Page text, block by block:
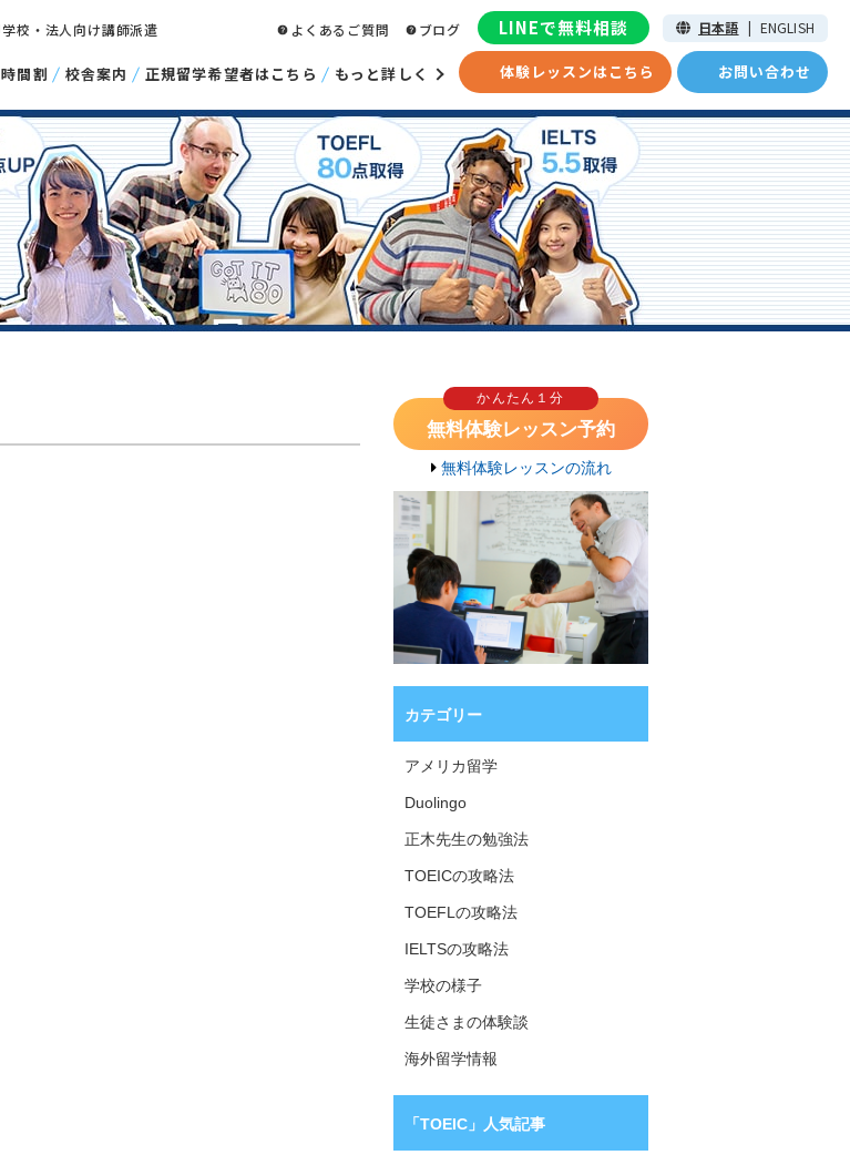
時間割 校舎案内 正規留学希望者はこちら もっと詳しく 体験レッスンはこちら お問い合わせ
学校・法人向け講師派遣 よくあるご質問 ブログ LINEで無料相談 日本語 | ENGLISH
かんたん１分
無料体験レッスン予約
無料体験レッスンの流れ
カテゴリー
アメリカ留学
Duolingo
正木先生の勉強法
TOEICの攻略法
TOEFLの攻略法
IELTSの攻略法
学校の様子
生徒さまの体験談
海外留学情報
「TOEIC」人気記事